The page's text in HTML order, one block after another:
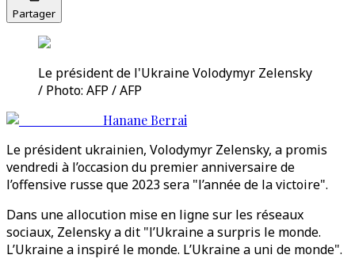
Partager
Le président de l'Ukraine Volodymyr Zelensky
/ Photo: AFP / AFP
Hanane Berrai
Le président ukrainien, Volodymyr Zelensky, a promis
vendredi à l’occasion du premier anniversaire de
l’offensive russe que 2023 sera "l’année de la victoire".
Dans une allocution mise en ligne sur les réseaux
sociaux, Zelensky a dit "l’Ukraine a surpris le monde.
L’Ukraine a inspiré le monde. L’Ukraine a uni de monde".